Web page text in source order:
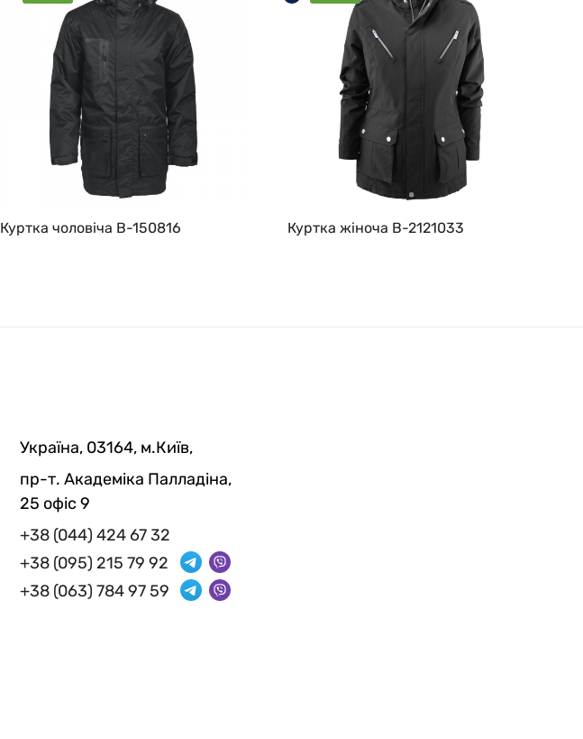
Куртка чоловіча B-150816 Куртка жіноча B-2121033
Україна, 03164, м.Київ,
пр-т. Академіка Палладіна,
25 офіс 9
+38 (044) 424 67 32
+38 (095) 215 79 92
+38 (063) 784 97 59